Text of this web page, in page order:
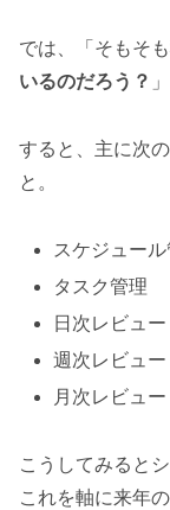
では、「そもそも
いるのだろう？
すると、主に次
と。
スケジュール
タスク管理
日次レビュー
週次レビュー
月次レビュー
こうしてみると
これを軸に来年